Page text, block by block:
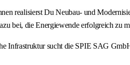
realisierst Du Neubau- und
bei, die Energiewende erfolgreich zu
Infrastruktur sucht die SPIE SAG